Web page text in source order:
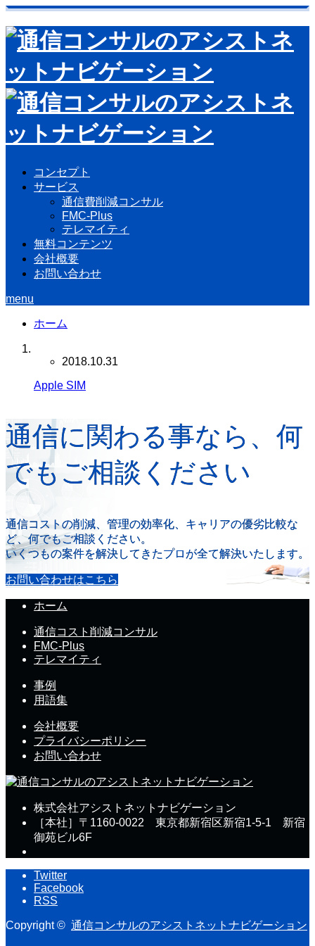
コンセプト
サービス
通信費削減コンサル
FMC-Plus
テレマイティ
無料コンテンツ
会社概要
お問い合わせ
menu
ホーム
2018.10.31
Apple SIM
通信に関わる事なら、何
でもご相談ください
通信コストの削減、管理の効率化、キャリアの優劣比較な
ど、何でもご相談ください。
いくつもの案件を解決してきたプロが全て解決いたします。
お問い合わせはこちら
ホーム
通信コスト削減コンサル
FMC-Plus
テレマイティ
事例
用語集
会社概要
プライバシーポリシー
お問い合わせ
株式会社アシストネットナビゲーション
［本社］〒1160-0022 東京都新宿区新宿1-5-1 新宿
御苑ビル6F
Twitter
Facebook
RSS
Copyright © 通信コンサルのアシストネットナビゲーション